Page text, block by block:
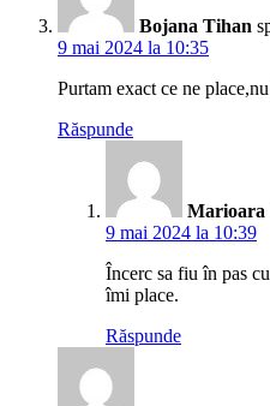
Bojana Tihan
9 mai 2024 la 10:35
Purtam exact ce ne
Răspunde
Marioara
9 mai 2024 la 10:39
Încerc sa fiu în pas
îmi place.
Răspunde